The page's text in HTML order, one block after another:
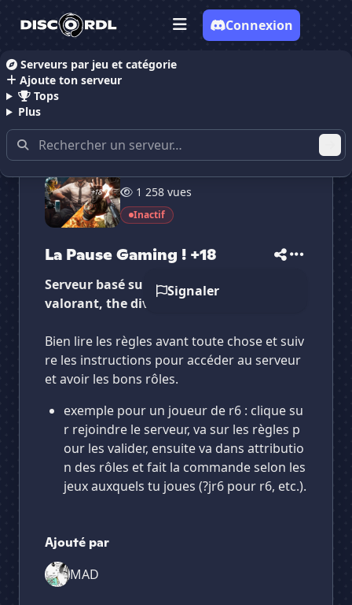
Serveurs par jeu et catégorie
Ajoute ton serveur
Tops
Plus
Connexion
Accueil Serveurs Discord Gaming
1 258 vues
Inactif
La Pause Gaming ! +18
Signaler
Serveur basé sur les fps (rainbow six, css,
valorant, the division, etc....).
Bien lire les règles avant toute chose et suiv
re les instructions pour accéder au serveur
et avoir les bons rôles.
exemple pour un joueur de r6 : clique su
r rejoindre le serveur, va sur les règles p
our les valider, ensuite va dans attributio
n des rôles et fait la commande selon les
jeux auxquels tu joues (?jr6 pour r6, etc.).
Ajouté par
MAD
Vote pourLa Pause Gaming !...
La Pause Gaming...
Es-tu sûr de vouloir supprimer ton avis de ce
serveur ?
Supprimer
La Pause Gaming !...